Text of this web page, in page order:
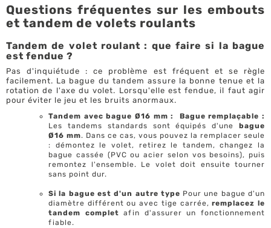
Questions fréquentes sur les embouts
et tandem de volets roulants
Tandem de volet roulant : que faire si la bague
est fendue ?
Pas d'inquiétude : ce problème est fréquent et se règle
facilement. La bague du tandem assure la bonne tenue et la
rotation de l'axe du volet. Lorsqu'elle est fendue, il faut agir
pour éviter le jeu et les bruits anormaux.
Tandem avec bague Ø16 mm : Bague remplaçable :
Les tandems standards sont équipés d'une bague
Ø16 mm. Dans ce cas, vous pouvez la remplacer seule
: démontez le volet, retirez le tandem, changez la
bague cassée (PVC ou acier selon vos besoins), puis
remontez l'ensemble. Le volet doit ensuite tourner
sans point dur.
Si la bague est d'un autre type Pour une bague d'un
diamètre différent ou avec tige carrée,remplacez le
tandem complet afin d'assurer un fonctionnement
fiable.